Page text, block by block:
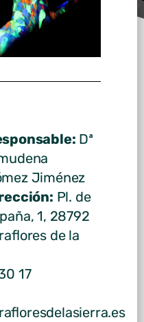
Dª
Jiménez
Pl. de
1, 28792
de la
17